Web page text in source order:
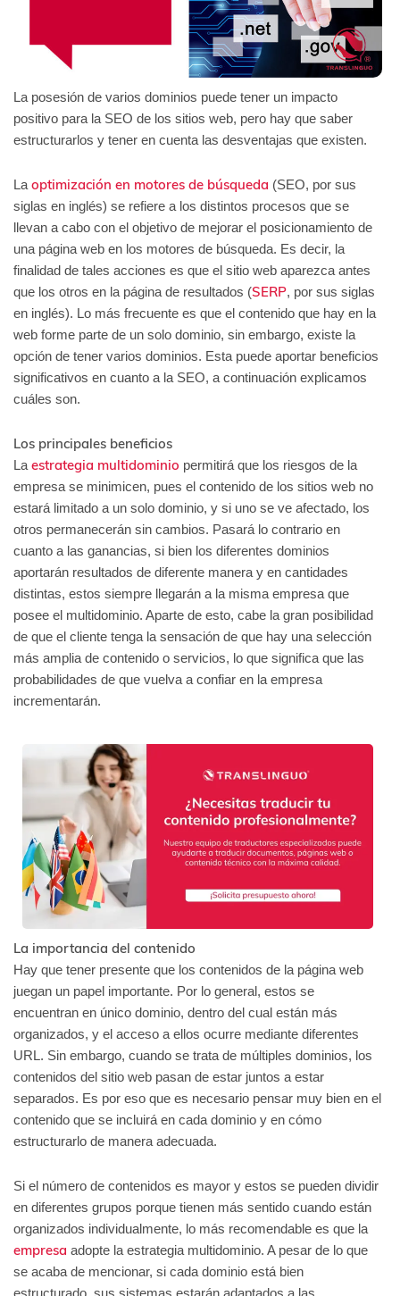
La posesión de varios dominios puede tener un impacto
positivo para la SEO de los sitios web, pero hay que saber
estructurarlos y tener en cuenta las desventajas que existen.
La optimización en motores de búsqueda (SEO, por sus
siglas en inglés) se refiere a los distintos procesos que se
llevan a cabo con el objetivo de mejorar el posicionamiento de
una página web en los motores de búsqueda. Es decir, la
finalidad de tales acciones es que el sitio web aparezca antes
que los otros en la página de resultados (SERP, por sus siglas
en inglés). Lo más frecuente es que el contenido que hay en la
web forme parte de un solo dominio, sin embargo, existe la
opción de tener varios dominios. Esta puede aportar beneficios
significativos en cuanto a la SEO, a continuación explicamos
cuáles son.
Los principales beneficios
La estrategia multidominio permitirá que los riesgos de la
empresa se minimicen, pues el contenido de los sitios web no
estará limitado a un solo dominio, y si uno se ve afectado, los
otros permanecerán sin cambios. Pasará lo contrario en
cuanto a las ganancias, si bien los diferentes dominios
aportarán resultados de diferente manera y en cantidades
distintas, estos siempre llegarán a la misma empresa que
posee el multidominio. Aparte de esto, cabe la gran posibilidad
de que el cliente tenga la sensación de que hay una selección
más amplia de contenido o servicios, lo que significa que las
probabilidades de que vuelva a confiar en la empresa
incrementarán.
La importancia del contenido
Hay que tener presente que los contenidos de la página web
juegan un papel importante. Por lo general, estos se
encuentran en único dominio, dentro del cual están más
organizados, y el acceso a ellos ocurre mediante diferentes
URL. Sin embargo, cuando se trata de múltiples dominios, los
contenidos del sitio web pasan de estar juntos a estar
separados. Es por eso que es necesario pensar muy bien en el
contenido que se incluirá en cada dominio y en cómo
estructurarlo de manera adecuada.
Si el número de contenidos es mayor y estos se pueden dividir
en diferentes grupos porque tienen más sentido cuando están
organizados individualmente, lo más recomendable es que la
empresa adopte la estrategia multidominio. A pesar de lo que
se acaba de mencionar, si cada dominio está bien
estructurado, sus sistemas estarán adaptados a las